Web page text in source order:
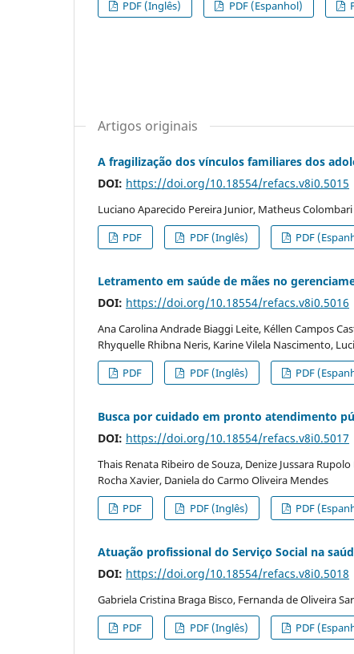
PDF (Inglês)
PDF (Espanhol)
Artigos originais
A fragilização dos vínculos familiares dos
DOI: https://doi.org/10.18554/refacs.v8i0.5015
Luciano Aparecido Pereira Junior, Matheus
PDF
PDF (Inglês) PDF
Letramento em saúde de mães no
DOI: https://doi.org/10.18554/refacs.v8i0.5016
Ana Carolina Andrade Biaggi Leite, Kéllen Campos
Rhyquelle Rhibna Neris, Karine Vilela Nascimento,
PDF PDF (Inglês) PDF
Busca por cuidado em pronto atendimento
DOI: https://doi.org/10.18554/refacs.v8i0.5017
Thais Renata Ribeiro de Souza, Denize Jussara
Rocha Xavier, Daniela do Carmo Oliveira Mendes
PDF PDF (Inglês) PDF
Atuação profissional do Serviço Social na
DOI: https://doi.org/10.18554/refacs.v8i0.5018
Gabriela Cristina Braga Bisco, Fernanda de Oliveira
PDF
PDF (Inglês) PDF